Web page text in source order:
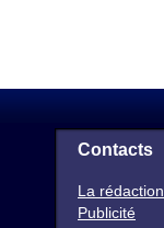
Contacts
La rédaction
Publicité